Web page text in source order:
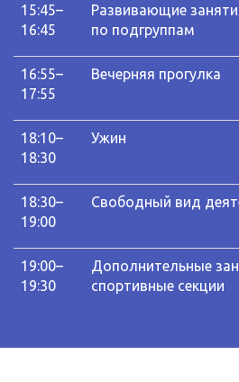
15:45–
16:45
Развивающие
по подгруппам
16:55–
17:55
Вечерняя прогулка
18:10–
18:30
Ужин
18:30–
19:00
Свободный вид
19:00–
19:30
Дополнительные
спортивные секции